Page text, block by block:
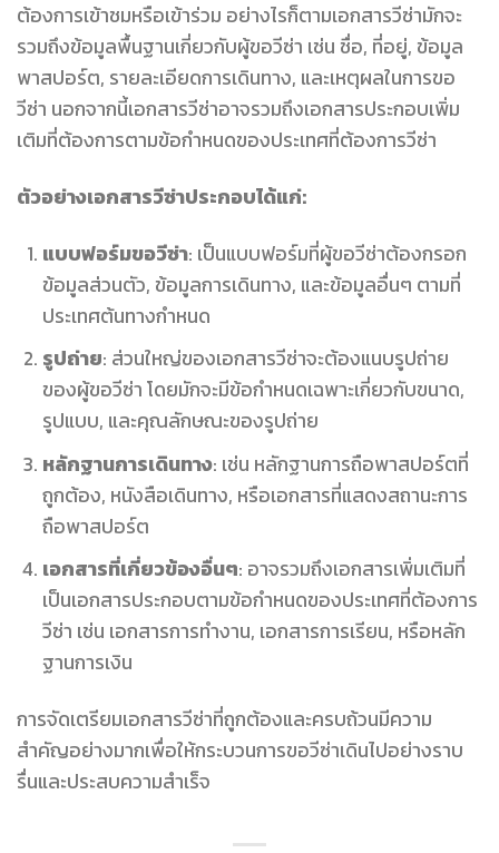
ต้องการเข้าชมหรือเข้าร่วม อย่างไรก็ตามเอกสารวีซ่ามักจะ
รวมถึงข้อมูลพื้นฐานเกี่ยวกับผู้ขอวีซ่า เช่น ชื่อ, ที่อยู่, ข้อมูล
พาสปอร์ต, รายละเอียดการเดินทาง, และเหตุผลในการขอ
วีซ่า นอกจากนี้เอกสารวีซ่าอาจรวมถึงเอกสารประกอบเพิ่ม
เติมที่ต้องการตามข้อกำหนดของประเทศที่ต้องการวีซ่า
ตัวอย่างเอกสารวีซ่าประกอบได้แก่:
แบบฟอร์มขอวีซ่า: เป็นแบบฟอร์มที่ผู้ขอวีซ่าต้องกรอก
ข้อมูลส่วนตัว, ข้อมูลการเดินทาง, และข้อมูลอื่นๆ ตามที่
ประเทศต้นทางกำหนด
รูปถ่าย: ส่วนใหญ่ของเอกสารวีซ่าจะต้องแนบรูปถ่าย
ของผู้ขอวีซ่า โดยมักจะมีข้อกำหนดเฉพาะเกี่ยวกับขนาด,
รูปแบบ, และคุณลักษณะของรูปถ่าย
หลักฐานการเดินทาง: เช่น หลักฐานการถือพาสปอร์ตที่
ถูกต้อง, หนังสือเดินทาง, หรือเอกสารที่แสดงสถานะการ
ถือพาสปอร์ต
เอกสารที่เกี่ยวข้องอื่นๆ: อาจรวมถึงเอกสารเพิ่มเติมที่
เป็นเอกสารประกอบตามข้อกำหนดของประเทศที่ต้องการ
วีซ่า เช่น เอกสารการทำงาน, เอกสารการเรียน, หรือหลัก
ฐานการเงิน
การจัดเตรียมเอกสารวีซ่าที่ถูกต้องและครบถ้วนมีความ
สำคัญอย่างมากเพื่อให้กระบวนการขอวีซ่าเดินไปอย่างราบ
รื่นและประสบความสำเร็จ